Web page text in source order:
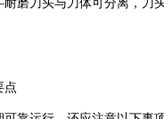
磨刀头与刀体可分离，刀
点